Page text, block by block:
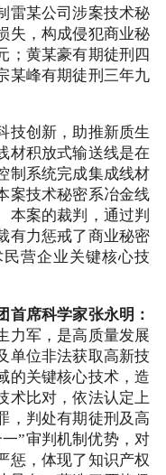
雷某公司涉案技术秘
失，构成侵犯商业秘
；黄某豪有期徒刑四
某峰有期徒刑三年九
技创新，助推新质生
材积放式输送线是在
制系统完成集成线材
案技术秘密系冶金线
本案的裁判，通过判
有力惩戒了商业秘密
营企业关键核心技
首席科学家张永明：
力军，是高质量发展
单位非法获取高新技
的关键核心技术，造
术比对，依法认定上
，判处有期徒刑及高
”审判机制优势，对
惩，体现了知识产权